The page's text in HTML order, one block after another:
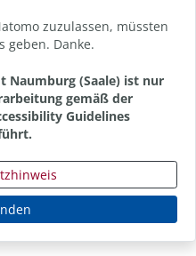
zuzulassen, müssten
geben. Danke.
Naumburg (Saale) ist nur
gemäß der
Guidelines